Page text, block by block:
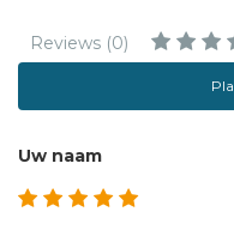
Reviews (0)
Uw naam